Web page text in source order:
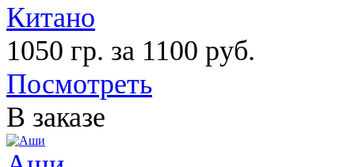
Китано
1050 гр. за 1100 руб.
Посмотреть
В заказе